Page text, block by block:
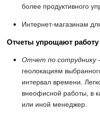
более продуктивного
Интернет-магазинам
Отчеты упрощают работу
Отчет по сотруднику
геолокациям
интервал времени.
внеофисной работы, в
или иной менеджер.